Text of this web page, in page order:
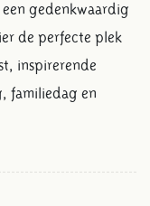
gedenkwaardig
de perfecte plek
inspirerende
familiedag en